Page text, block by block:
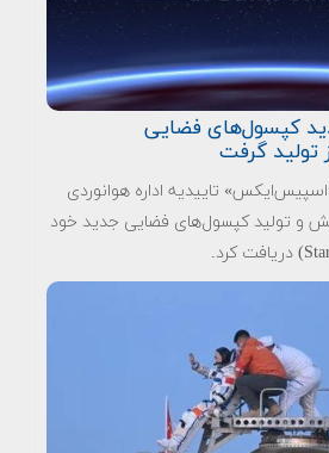
کپسول‌های فضایی
گرفت
تاییدیه اداره هوانوردی
و تولید کپسول‌های فضایی جدید خود